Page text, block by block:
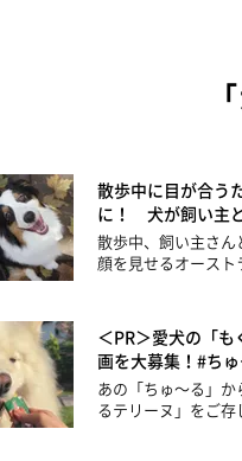
散歩中に目が合う
に！ 犬が飼い主
散歩中、飼い主さ
顔を見せるオース
＜PR＞愛犬の「
画を大募集！#ち
あの「ちゅ～る」
るテリーヌ」をご